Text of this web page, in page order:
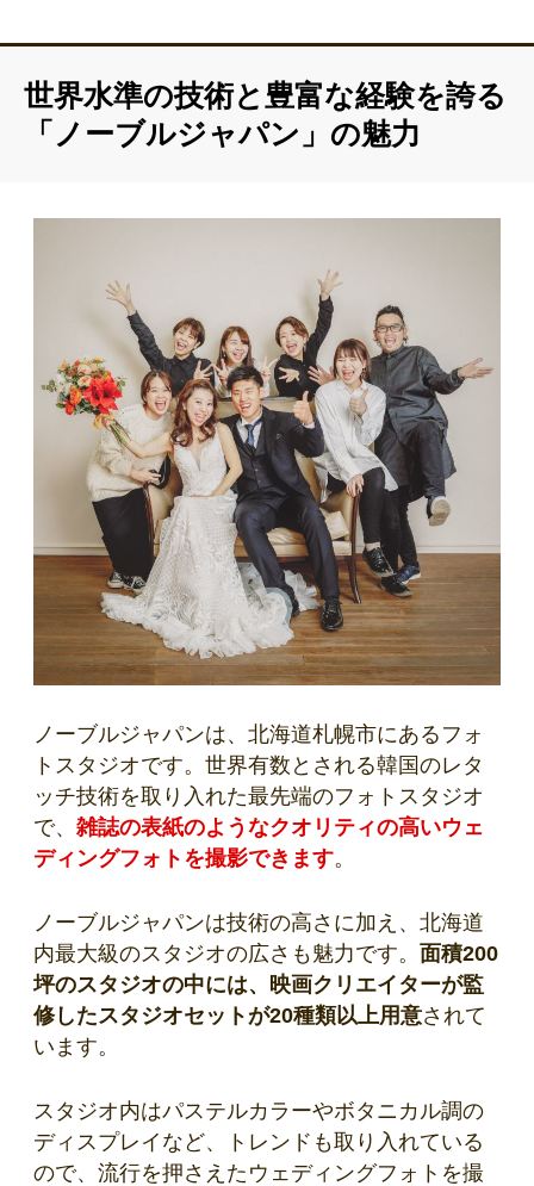
世界水準の技術と豊富な経験を誇る
「ノーブルジャパン」の魅力
ノーブルジャパンは、北海道札幌市にあるフォ
トスタジオです。世界有数とされる韓国のレタ
ッチ技術を取り入れた最先端のフォトスタジオ
で、 雑誌の表紙のようなクオリティの高いウェ
ディングフォトを撮影できます。
ノーブルジャパンは技術の高さに加え、北海道
内最大級のスタジオの広さも魅力です。 面積200
坪のスタジオの中には、映画クリエイターが監
修したスタジオセットが20種類以上用意されて
います。
スタジオ内はパステルカラーやボタニカル調の
ディスプレイなど、トレンドも取り入れている
ので、流行を押さえたウェディングフォトを撮